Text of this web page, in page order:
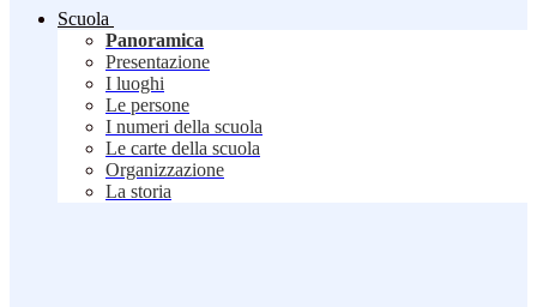
Scuola
Panoramica
Presentazione
I luoghi
Le persone
I numeri della scuola
Le carte della scuola
Organizzazione
La storia